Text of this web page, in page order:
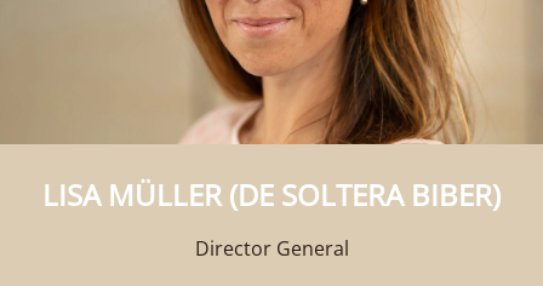
LISA MÜLLER (DE SOLTERA BIBER)
Director General